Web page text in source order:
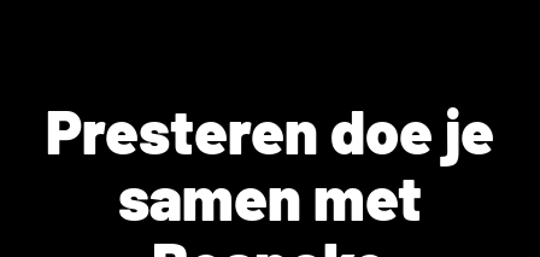
Presteren doe je
samen met